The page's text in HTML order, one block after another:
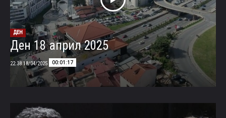
ДЕН
Ден 18 април 2025
00:01:17
18/04/2025 22:38